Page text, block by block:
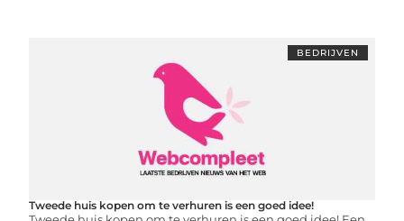
BEDRIJVEN
Tweede huis kopen om te verhuren is een goed idee!